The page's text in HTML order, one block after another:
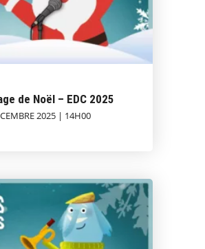
de Noël – EDC 2025
2025 | 14H00